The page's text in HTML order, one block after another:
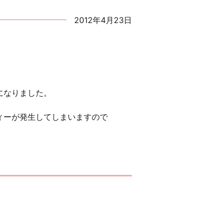
2012年4月23日
りました。
が発生してしまいますので